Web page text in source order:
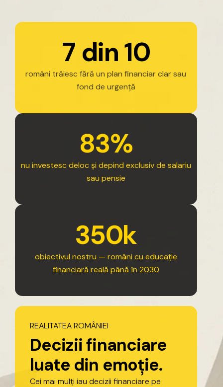
7 din10
români trăiesc fără un plan financiar clar sau
fond de urgență
83%
nu investesc deloc și depind exclusiv de salariu
sau pensie
350k
obiectivul nostru — români cu educație
financiară reală până în 2030
REALITATEA ROMÂNIEI
Deciziifinanciare
luate din emoție.
Cei mai mulți iau decizii financiare pe